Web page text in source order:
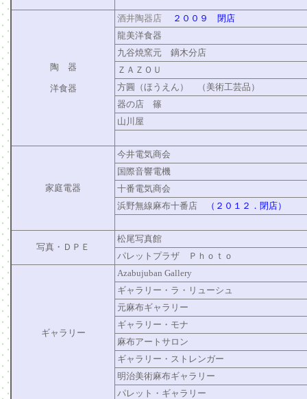
陶 器
洋食器
酒井陶器店
２００９ 閉店
龍美洋食器
九谷焼窯元 鏑木分店
ＺＡＺＯＵ
方圓（ほうえん） （美術工芸品）
器の店 篠
山川屋
家庭電器
今井電気商会
国際音響電機
十番電気商会
浜野無線麻布十番店 （２０１２．閉店）
写真・ＤＰＥ
松尾写真館
パレットプラザ Ｐｈｏｔｏ
ギャラリー
Azabujuban Gallery
ギャラリー・ラ・リューシュ
元麻布ギャラリー
ギャラリー・モナ
麻布アートサロン
ギャラリー・ストレンガー
明治美術麻布ギャラリー
パレット・ギャラリー